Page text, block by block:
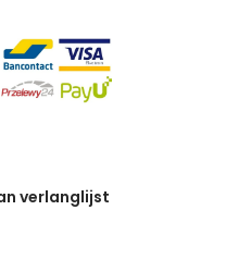
verlanglijst